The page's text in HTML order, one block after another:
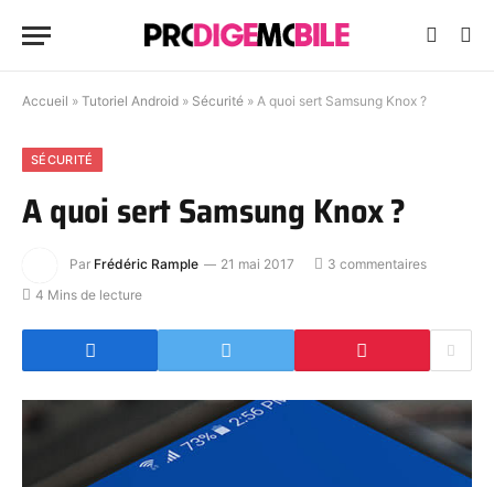
Accueil » Tutoriel Android » Sécurité » A quoi sert Samsung Knox ?
SÉCURITÉ
A quoi sert Samsung Knox ?
Par Frédéric Rample 21 mai 2017
3 commentaires
4 Mins de lecture